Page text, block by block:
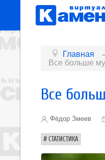
Главная
Все больше
Все
Фёдор Змеев
СТАТИСТИКА